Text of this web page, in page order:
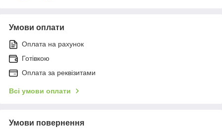
Умови оплати
Оплата на рахунок
Готівкою
Оплата за реквізитами
Всі умови оплати
Умови повернення